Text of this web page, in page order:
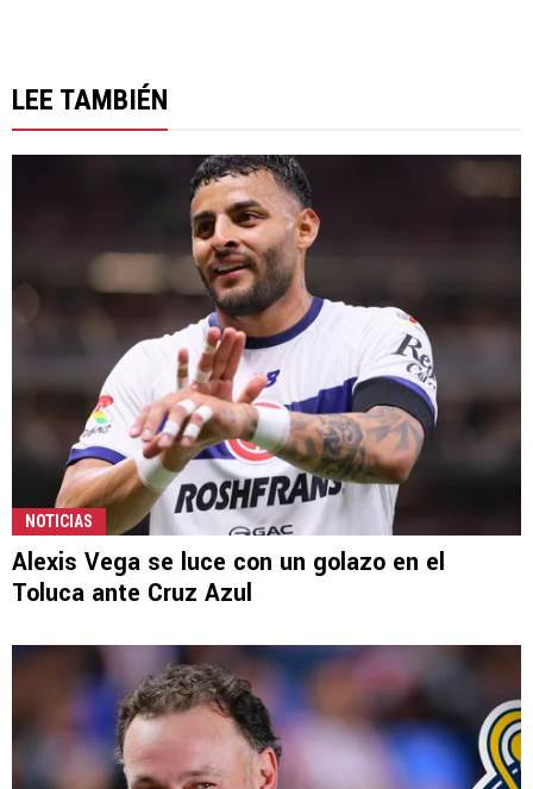
LEE TAMBIÉN
NOTICIAS
Alexis Vega se luce con un golazo en el
Toluca ante Cruz Azul